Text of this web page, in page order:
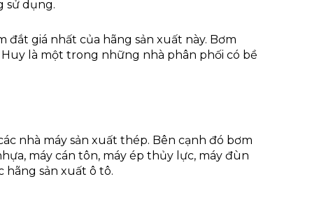
sử dụng.
giá nhất của hãng sản xuất này. Bơm
là một trong những nhà phân phối có bề
nhà máy sản xuất thép. Bên cạnh đó bơm
máy cán tôn, máy ép thủy lực, máy đùn
hãng sản xuất ô tô.